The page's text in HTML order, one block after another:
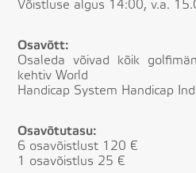
Võistluse algus 14:00, v.a.
Osavõtt:
Osaleda võivad kõik
kehtiv World
Handicap System Handicap
Osavõtutasu:
6 osavõistlust 120 €
1 osavõistlus 25 €